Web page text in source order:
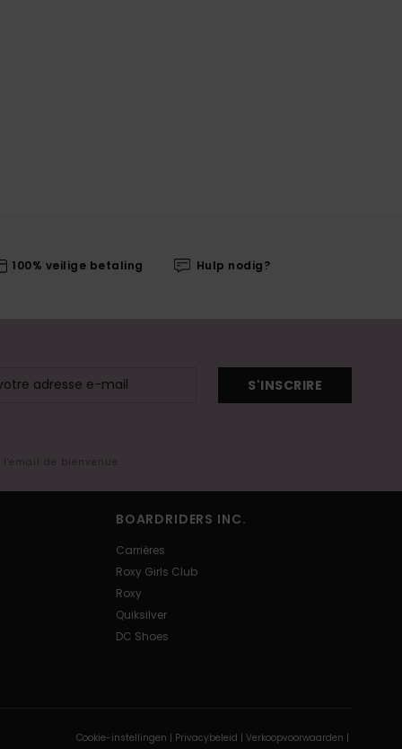
100% veilige betaling Hulp nodig?
S'INSCRIRE
de bienvenue
BOARDRIDERS INC.
Carrières
Roxy Girls Club
Roxy
Quiksilver
DC Shoes
Cookie-instellingen | Privacybeleid | Verkoopvoorwaarden |